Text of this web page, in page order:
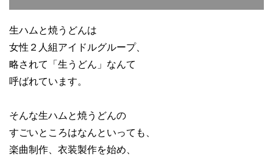
生ハムと焼うどんは
女性２人組アイドルグループ、
略されて「生うどん」なんて
呼ばれています。
そんな生ハムと焼うどんの
すごいところはなんといっても、
楽曲制作、衣装製作を始め、